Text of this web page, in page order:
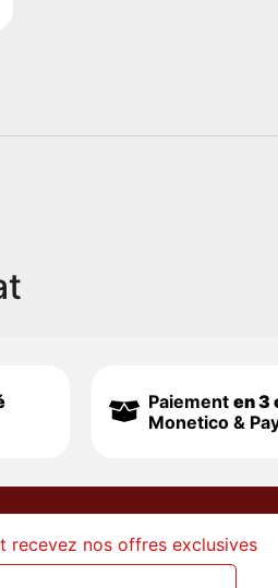
Paiement en 3
Monetico &
recevez nos offres exclusives